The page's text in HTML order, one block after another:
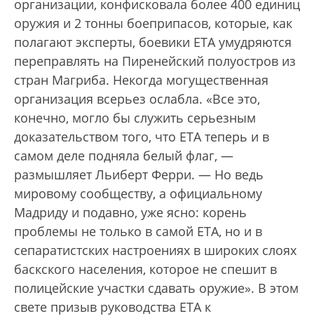
организации, конфисковала более 400 единиц
оружия и 2 тонны боеприпасов, которые, как
полагают эксперты, боевики ETA умудряются
переправлять на Пиренейский полуостров из
стран Магриба. Некогда могущественная
организация всерьез ослабла. «Все это,
конечно, могло бы служить серьезным
доказательством того, что ЕТА теперь и в
самом деле подняла белый флаг, —
размышляет Льиберт Ферри. — Но ведь
мировому сообществу, а официальному
Мадриду и подавно, уже ясно: корень
проблемы не только в самой ETA, но и в
сепаратистских настроениях в широких слоях
баскского населения, которое не спешит в
полицейские участки сдавать оружие». В этом
свете призыв руководства ETA к